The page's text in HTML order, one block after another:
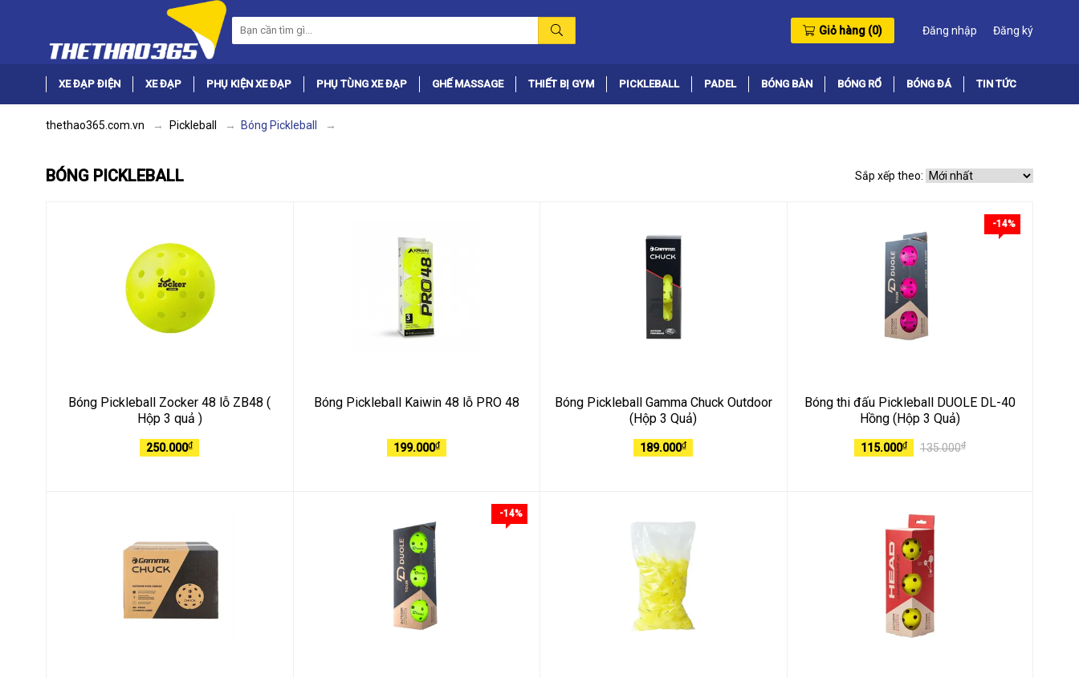
Giỏ hàng (0) Đăng nhập Đăng ký
XE ĐẠP ĐIỆN XE ĐẠP PHỤ KIỆN XE ĐẠP PHỤ TÙNG XE ĐẠP GHẾ MASSAGE THIẾT BỊ GYM PICKLEBALL PADEL BÓNG BÀN BÓNG RỔ BÓNG ĐÁ TIN TỨC
thethao365.com.vn Pickleball Bóng Pickleball
BÓNG PICKLEBALL Sắp xếp theo:
Bóng Pickleball Zocker 48 lỗ ZB48 (
Hộp 3 quả )
250.000₫
Bóng Pickleball Kaiwin 48 lỗ PRO 48
199.000₫
Bóng Pickleball Gamma Chuck Outdoor
(Hộp 3 Quả)
189.000₫
-14%
Bóng thi đấu Pickleball DUOLE DL-40
Hồng (Hộp 3 Quả)
115.000₫ 135.000₫
-14%